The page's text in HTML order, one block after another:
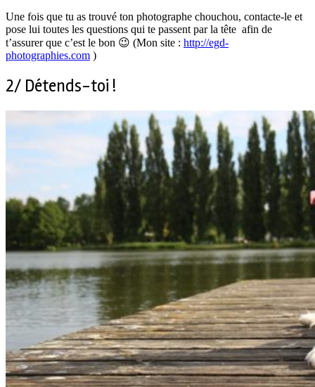
Une fois que tu as trouvé ton photographe chouchou, contacte-le et
pose lui toutes les questions qui te passent par la tête afin de
t’assurer que c’est le bon 😉 (Mon site : http://egd-
photographies.com )
2/ Détends-toi !